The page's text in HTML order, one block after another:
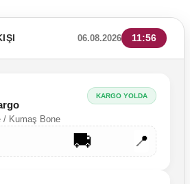
Kumaş Yeni Model
06.08.2026 11:56
/ Kumaş Bone
KARGO YOLDA
🚚 📍